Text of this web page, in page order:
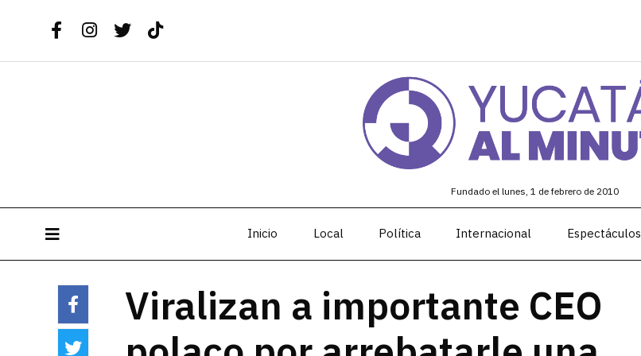
Fundado el lunes, 1 de febrero de 2010
Inicio Local Política Internacional Espectáculos
Viralizan a importante CEO